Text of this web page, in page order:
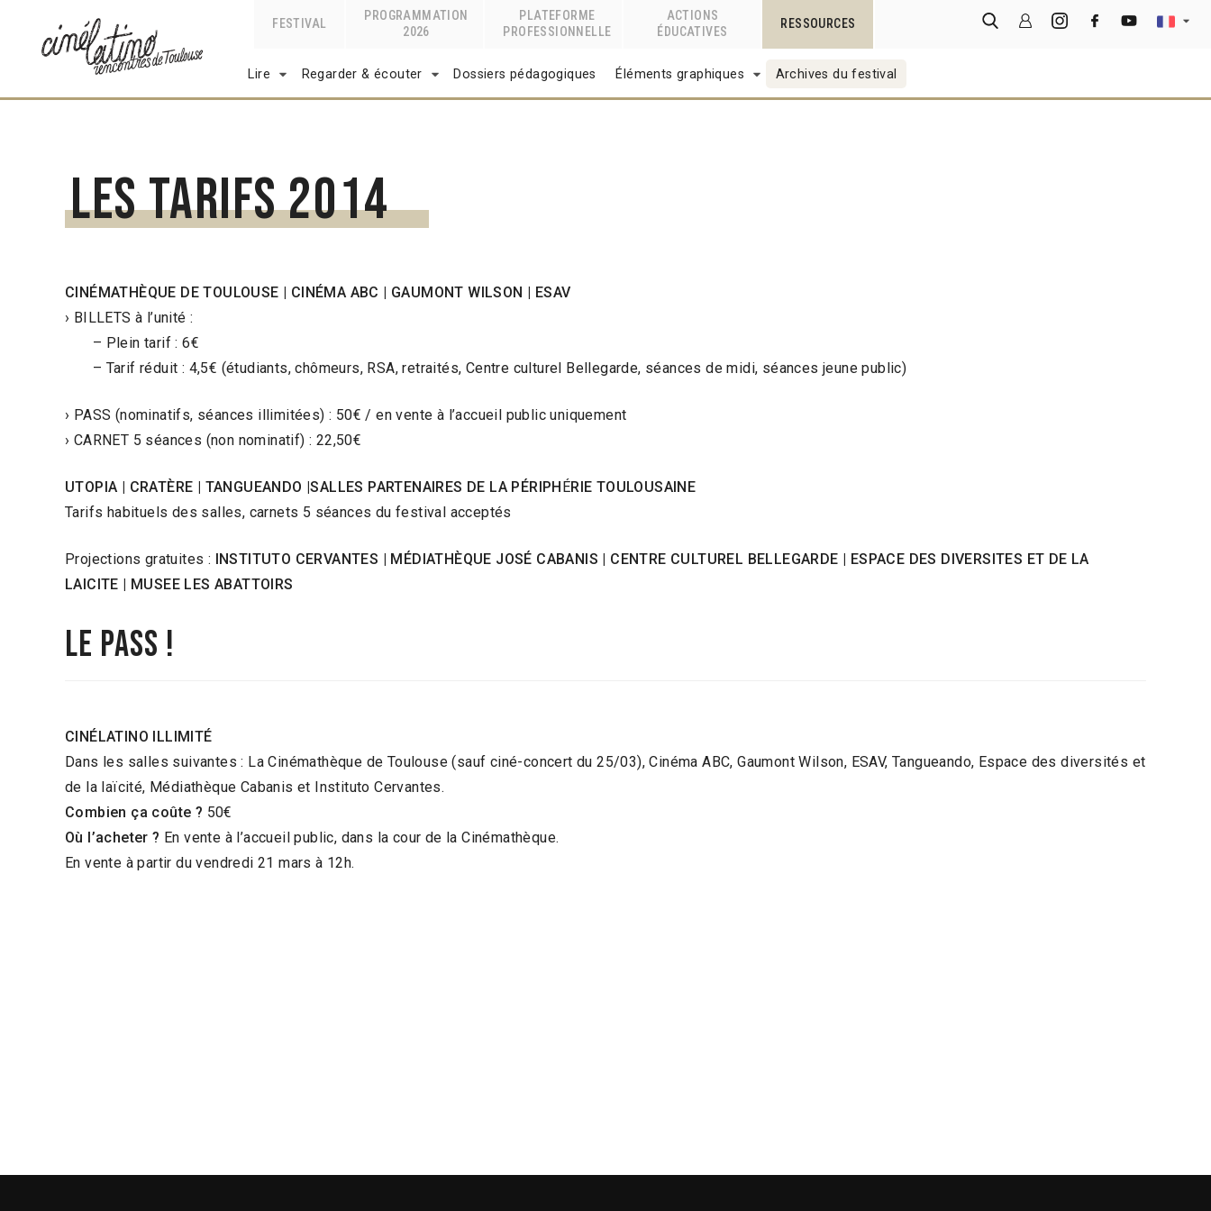
FESTIVAL
PROGRAMMATION
2026
PLATEFORME
PROFESSIONNELLE
ACTIONS
ÉDUCATIVES
RESSOURCES
Lire Regarder & écouter Dossiers pédagogiques Éléments graphiques Archives du festival
Les tarifs 2014
CINÉMATHÈQUE DE TOULOUSE | CINÉMA ABC | GAUMONT WILSON | ESAV
› BILLETS à l’unité :
– Plein tarif : 6€
– Tarif réduit : 4,5€ (étudiants, chômeurs, RSA, retraités, Centre culturel Bellegarde, séances de midi, séances jeune public)
› PASS (nominatifs, séances illimitées) : 50€ / en vente à l’accueil public uniquement
› CARNET 5 séances (non nominatif) : 22,50€
UTOPIA | CRATÈRE | TANGUEANDO |SALLES PARTENAIRES DE LA PÉRIPH ÉRIE TOULOUSAINE
Tarifs habituels des salles, carnets 5 séances du festival acceptés
Projections gratuites : INSTITUTO CERVANTES | MÉDIATHÈQUE JOSÉ CABANIS | CENTRE CULTUREL BELLEGARDE
| ESPACE DES DIVERSITES ET DE LA
LAICITE
| MUSEE LES ABATTOIRS
le pass !
CINÉLATINO ILLIMITÉ
Dans les salles suivantes : La Cinémathèque de Toulouse (sauf ciné-concert du 25/03), Cinéma ABC, Gaumont Wilson, ESAV, Tangueando, Espace des diversités et
de la laïcité, Médiathèque Cabanis et Instituto Cervantes.
Combien ça coûte ? 50€
Où l’acheter ? En vente à l’accueil public, dans la cour de la Cinémathèque.
En vente à partir du vendredi 21 mars à 12h.